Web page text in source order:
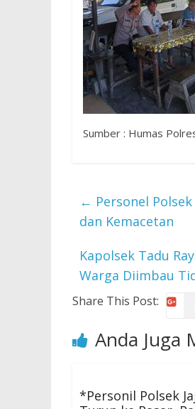
Sumber : Humas
← Personel
dan Kemacetan
Kapolsek Tadu
Warga Diimbau
Share This Post:
Anda Juga
*Personil Polsek